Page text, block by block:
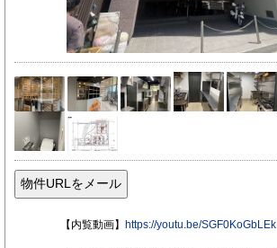
【内覧動画】 https://youtu.be/SGF0KoGbLEk